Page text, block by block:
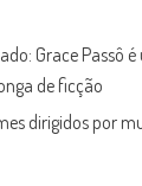
Grace Passô
de ficção
dirigidos por